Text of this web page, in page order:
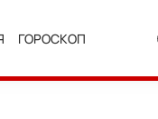
ГОРОСКОП